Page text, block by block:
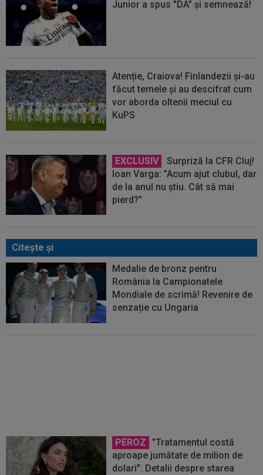
Junior a spus "DA" și semnează!
Atenție, Craiova! Finlandezii și-au
făcut temele și au descifrat cum
vor aborda oltenii meciul cu
KuPS
EXCLUSIV
Surpriză la CFR Cluj!
Ioan Varga: ”Acum ajut clubul, dar
de la anul nu știu. Cât să mai
pierd?”
Citeşte şi
Medalie de bronz pentru
România la Campionatele
Mondiale de scrimă! Revenire de
senzație cu Ungaria
PEROZ
"Tratamentul costă
aproape jumătate de milion de
dolari". Detalii despre starea